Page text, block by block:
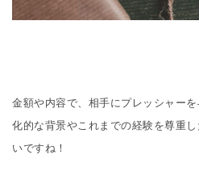
金額や内容で、相手にプレッシャー
化的な背景やこれまでの経験を尊重
いですね！